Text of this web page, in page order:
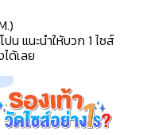
น แนะนำให้บวก 1 ไซส์
ด้เลย